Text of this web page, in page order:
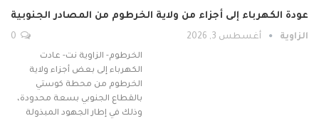
عودة الكهرباء إلى أجزاء من ولاية الخرطوم من المصادر الجنوبية
الزاوية أغسطس 3, 2026
الخرطوم- الزاوية نت- عادت
الكهرباء إلى بعض أجزاء ولاية
الخرطوم من محطة كوستي
بالقطاع الجنوبي بسعة محدودة،
وذلك في إطار الجهود المبذولة